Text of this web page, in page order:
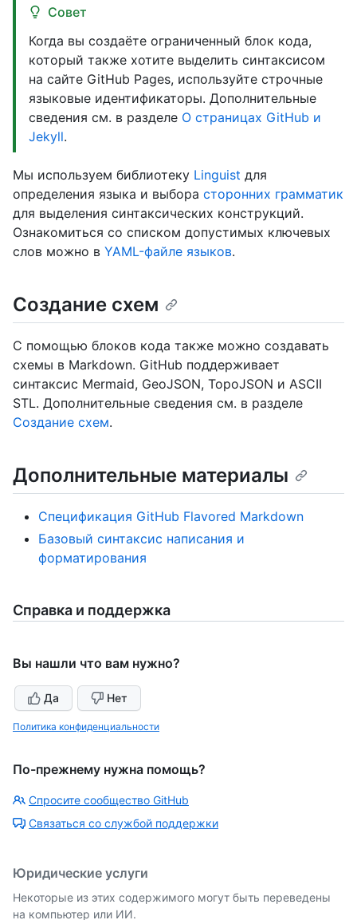
Совет
Когда вы создаёте ограниченный блок кода,
который также хотите выделить синтаксисом
на сайте GitHub Pages, используйте строчные
языковые идентификаторы. Дополнительные
сведения см. в разделе О страницах GitHub и
Jekyll.
Мы используем библиотеку Linguist для
определения языка и выбора сторонних грамматик
для выделения синтаксических конструкций.
Ознакомиться со списком допустимых ключевых
слов можно в YAML-файле языков.
Создание схем
С помощью блоков кода также можно создавать
схемы в Markdown. GitHub поддерживает
синтаксис Mermaid, GeoJSON, TopoJSON и ASCII
STL. Дополнительные сведения см. в разделе
Создание схем.
Дополнительные материалы
Спецификация GitHub Flavored Markdown
Базовый синтаксис написания и
форматирования
Справка и поддержка
Вы нашли что вам нужно?
Да Нет
Политика конфиденциальности
По-прежнему нужна помощь?
Спросите сообщество GitHub
Связаться со службой поддержки
Юридические услуги
Некоторые из этих содержимого могут быть переведены
на компьютер или ИИ.